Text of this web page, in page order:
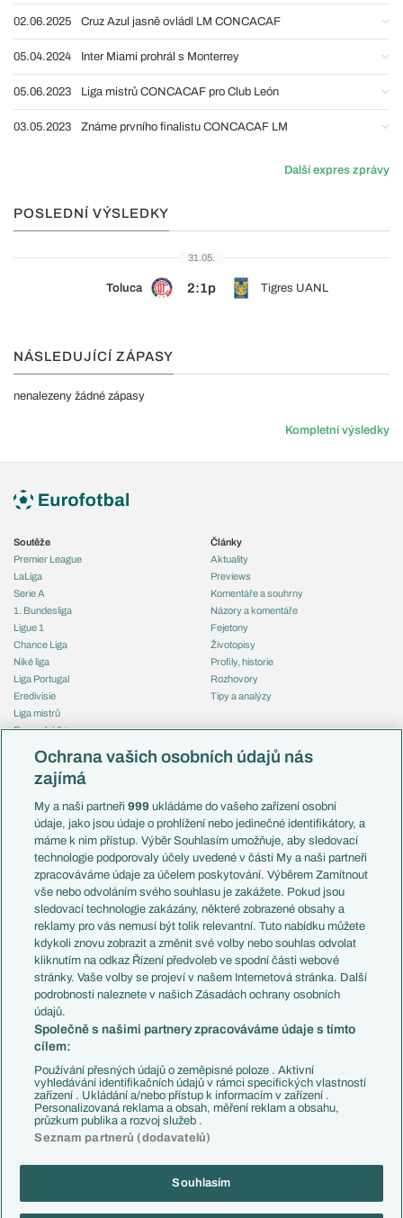
02.06.2025 Cruz Azul jasně ovládl LM CONCACAF
05.04.2024 Inter Miami prohrál s Monterrey
05.06.2023 Liga mistrů CONCACAF pro Club León
03.05.2023 Známe prvního finalistu CONCACAF LM
Další expres zprávy
POSLEDNÍ VÝSLEDKY
31.05.
Toluca 2:1p Tigres UANL
NÁSLEDUJÍCÍ ZÁPASY
nenalezeny žádné zápasy
Kompletní výsledky
Soutěže
Premier League
LaLiga
Serie A
1. Bundesliga
Ligue 1
Chance Liga
Niké liga
Liga Portugal
Eredivisie
Liga mistrů
Evropská liga
Mistrovství světa
Liga národů
Témata
Představení týmů MS
EuroSkauting
PL v kostce
Evropské koeficienty
Přestupy
Přestupové spekulace
Zranění
Kluby
Arsenal FC
Chelsea FC
Manchester United
AC Milán
Juventus FC
Bayern Mnichov
FC Barcelona
Real Madrid
Články
Aktuality
Previews
Komentáře a souhrny
Názory a komentáře
Fejetony
Životopisy
Profily, historie
Rozhovory
Tipy a analýzy
Česko
Francie
Itálie
Německo
Španělsko
Argentina
Brazílie
Přestupy
Zápasy
Livescore
Tipovací soutěž
Copyright © 2001-2026 EuroFotbal.cz. Využíváme zpravodajství ČTK.
Ochrana vašich osobních údajů nás
zajímá
My a naši partneři999 ukládáme do vašeho zařízení osobní
údaje, jako jsou údaje o prohlížení nebo jedinečné identifikátory, a
máme k nim přístup. Výběr Souhlasím umožňuje, aby sledovací
technologie podporovaly účely uvedené v části My a naši partneři
zpracováváme údaje za účelem poskytování. Výběrem Zamítnout
vše nebo odvoláním svého souhlasu je zakážete. Pokud jsou
sledovací technologie zakázány, některé zobrazené obsahy a
reklamy pro vás nemusí být tolik relevantní. Tuto nabídku můžete
kdykoli znovu zobrazit a změnit své volby nebo souhlas odvolat
kliknutím na odkaz Řízení předvoleb ve spodní části webové
stránky. Vaše volby se projeví v našem Internetová stránka. Další
podrobnosti naleznete v našich Zásadách ochrany osobních
údajů.
Společně s našimi partnery zpracováváme údaje s tímto
cílem:
Používání přesných údajů o zeměpisné poloze . Aktivní
vyhledávání identifikačních údajů v rámci specifických vlastností
zařízení . Ukládání a/nebo přístup k informacím v zařízení .
Personalizovaná reklama a obsah, měření reklam a obsahu,
průzkum publika a rozvoj služeb .
Seznam partnerů (dodavatelů)
Souhlasím